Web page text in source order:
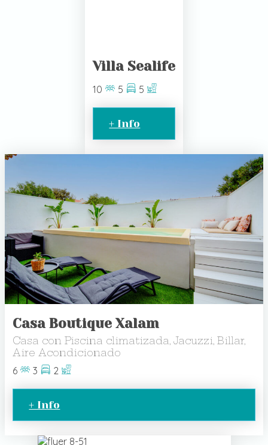
Villa Sealife
10 5 5
+ Info
Casa Boutique Xalam
Casa con Piscina climatizada, Jacuzzi, Billar,
Aire Acondicionado
6
3 2
+ Info